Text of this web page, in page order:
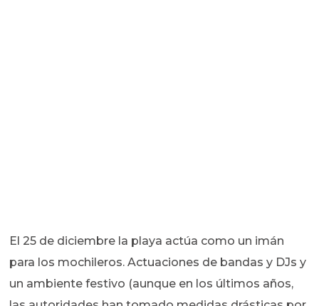
El 25 de diciembre la playa actúa como un imán
para los mochileros. Actuaciones de bandas y DJs y
un ambiente festivo (aunque en los últimos años,